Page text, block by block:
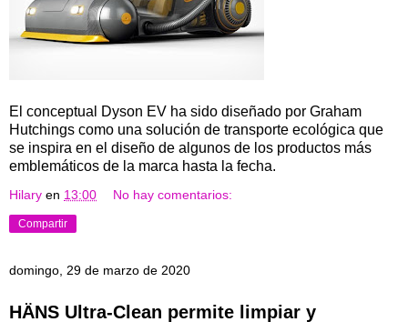
El conceptual Dyson EV ha sido diseñado por Graham
Hutchings como una solución de transporte ecológica que
se inspira en el diseño de algunos de los productos más
emblemáticos de la marca hasta la fecha.
Hilary en 13:00 No hay comentarios:
Compartir
domingo, 29 de marzo de 2020
HÄNS Ultra-Clean permite limpiar y